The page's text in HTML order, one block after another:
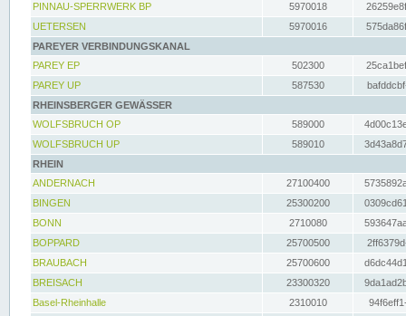
PINNAU-SPERRWERK BP
5970018
UETERSEN
5970016
PAREYER VERBINDUNGSKANAL
PAREY EP
502300
PAREY UP
587530
RHEINSBERGER GEWÄSSER
WOLFSBRUCH OP
589000
WOLFSBRUCH UP
589010
RHEIN
ANDERNACH
27100400
BINGEN
25300200
BONN
2710080
BOPPARD
25700500
BRAUBACH
25700600
BREISACH
23300320
Basel-Rheinhalle
2310010